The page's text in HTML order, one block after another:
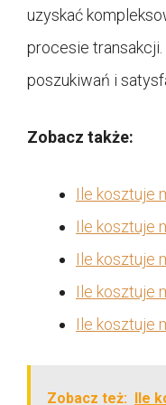
uzyskać
procesie
poszukiwań i
Zobacz także:
Ile kosztuje
Ile kosztuje
Ile kosztuje
Ile kosztuje
Ile kosztuje
Zobacz też: Ile